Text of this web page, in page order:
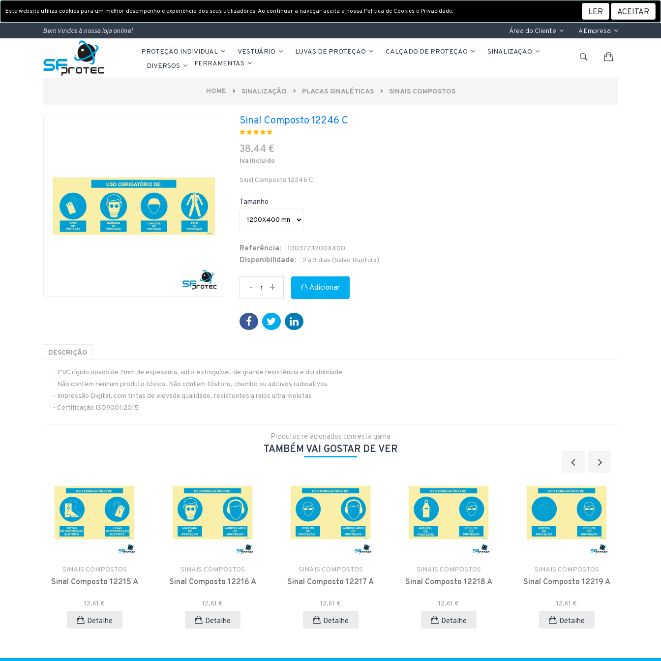
Este website utiliza cookies para um melhor desempenho e experiência dos seus utilizadores. Ao continuar a navegar aceita a nossa Política de Cookies e Privacidade. LER ACEITAR
Bem Vindos à nossa loja online! Área do Cliente A Empresa
PROTEÇÃO INDIVIDUAL VESTUÁRIO LUVAS DE PROTEÇÃO CALÇADO DE PROTEÇÃO
SINALIZAÇÃO
DIVERSOS
FERRAMENTAS
HOME SINALIZAÇÃO PLACAS SINALÉTICAS SINAIS COMPOSTOS
Sinal Composto 12246 C
38,44 €
Iva Incluido
Sinal Composto 12246 C
Tamanho
Referência: 100377.1200X400
Disponibilidade: 2 a 3 dias (Salvo Ruptura)
- + Adicionar
DESCRIÇÃO
- PVC rígido opaco de 2mm de espessura, auto-extinguível, de grande resistência e durabilidade
- Não contem nenhum produto tóxico. Não contem fósforo, chumbo ou aditivos radioativos
- Impressão Digital, com tintas de elevada qualidade, resistentes a raios ultra-violetas
- Certificação ISO9001:2015
Produtos relacionados com esta gama
TAMBÉM VAI GOSTAR DE VER
SINAIS COMPOSTOS
Sinal Composto 12215 A
12,61 €
Detalhe
SINAIS COMPOSTOS
Sinal Composto 12216 A
12,61 €
Detalhe
SINAIS COMPOSTOS
Sinal Composto 12217 A
12,61 €
Detalhe
SINAIS COMPOSTOS
Sinal Composto 12218 A
12,61 €
Detalhe
SINAIS COMPOSTOS
Sinal Composto 12219 A
12,61 €
Detalhe